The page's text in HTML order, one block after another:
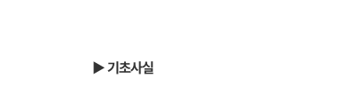
▶ 기초사실